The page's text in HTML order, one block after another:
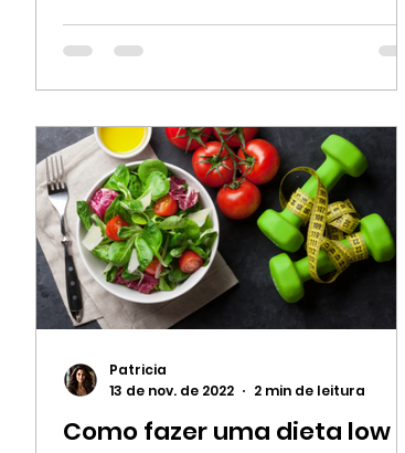
Como fazer uma dieta low
Patricia
13 de nov. de 2022
2 min de leitura